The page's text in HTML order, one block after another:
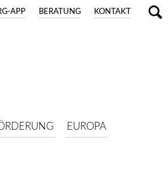
KONTAKT
BERATUNG
APP
EUROPA